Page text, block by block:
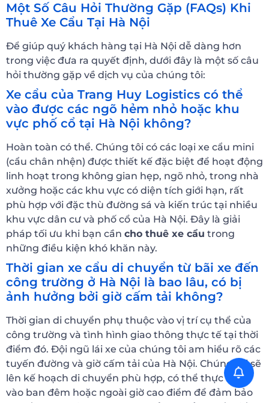
Một Số Câu Hỏi Thường Gặp (FAQs) Khi
Thuê Xe Cẩu Tại Hà Nội
Để giúp quý khách hàng tại Hà Nội dễ dàng hơn
trong việc đưa ra quyết định, dưới đây là một số câu
hỏi thường gặp về dịch vụ của chúng tôi:
Xe cẩu của Trang Huy Logistics có thể
vào được các ngõ hẻm nhỏ hoặc khu
vực phố cổ tại Hà Nội không?
Hoàn toàn có thể. Chúng tôi có các loại xe cẩu mini
(cẩu chân nhện) được thiết kế đặc biệt để hoạt động
linh hoạt trong không gian hẹp, ngõ nhỏ, trong nhà
xưởng hoặc các khu vực có diện tích giới hạn, rất
phù hợp với đặc thù đường sá và kiến trúc tại nhiều
khu vực dân cư và phố cổ của Hà Nội. Đây là giải
pháp tối ưu khi bạn cần cho thuê xe cẩu trong
những điều kiện khó khăn này.
Thời gian xe cẩu di chuyển từ bãi xe đến
công trường ở Hà Nội là bao lâu, có bị
ảnh hưởng bởi giờ cấm tải không?
Thời gian di chuyển phụ thuộc vào vị trí cụ thể của
công trường và tình hình giao thông thực tế tại thời
điểm đó. Đội ngũ lái xe của chúng tôi am hiểu rõ các
tuyến đường và giờ cấm tải của Hà Nội. Chúng tôi sẽ
lên kế hoạch di chuyển phù hợp, có thể thực hiện
vào ban đêm hoặc ngoài giờ cao điểm để đảm bảo